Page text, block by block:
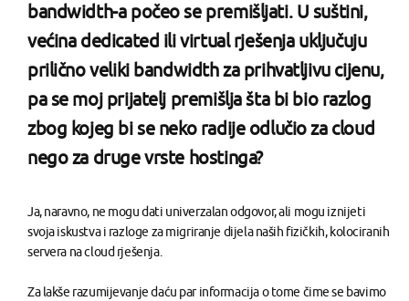
bandwidth-a počeo se premišljati. U suštini,
većina dedicated ili virtual rješenja uključuju
prilično veliki bandwidth za prihvatljivu cijenu,
pa se moj prijatelj premišlja šta bi bio razlog
zbog kojeg bi se neko radije odlučio za cloud
nego za druge vrste hostinga?
Ja, naravno, ne mogu dati univerzalan odgovor, ali mogu iznijeti
svoja iskustva i razloge za migriranje dijela naših fizičkih, kolociranih
servera na cloud rješenja.
Za lakše razumijevanje daću par informacija o tome čime se bavimo